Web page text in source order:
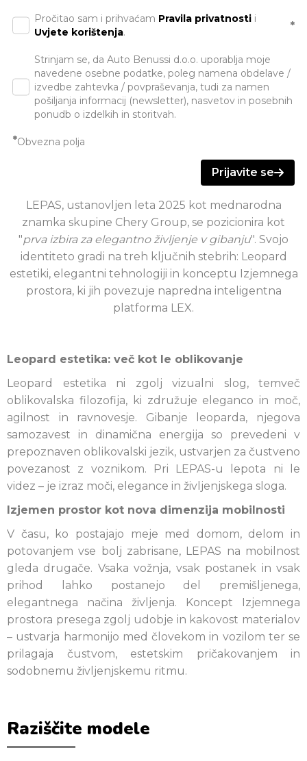
Pročitao sam i prihvaćam Pravila privatnosti i
Uvjete korištenja.
*
Strinjam se, da Auto Benussi d.o.o. uporablja moje
navedene osebne podatke, poleg namena obdelave /
izvedbe zahtevka / povpraševanja, tudi za namen
pošiljanja informacij (newsletter), nasvetov in posebnih
ponudb o izdelkih in storitvah.
*Obvezna polja
Prijavite se
LEPAS, ustanovljen leta 2025 kot mednarodna
znamka skupine Chery Group, se pozicionira kot
"prva izbira za elegantno življenje v gibanju". Svojo
identiteto gradi na treh ključnih stebrih: Leopard
estetiki, elegantni tehnologiji in konceptu Izjemnega
prostora, ki jih povezuje napredna inteligentna
platforma LEX.
Leopard estetika: več kot le oblikovanje
Leopard estetika ni zgolj vizualni slog, temveč
oblikovalska filozofija, ki združuje eleganco in moč,
agilnost in ravnovesje. Gibanje leoparda, njegova
samozavest in dinamična energija so prevedeni v
prepoznaven oblikovalski jezik, ustvarjen za čustveno
povezanost z voznikom. Pri LEPAS-u lepota ni le
videz – je izraz moči, elegance in življenjskega sloga.
Izjemen prostor kot nova dimenzija mobilnosti
V času, ko postajajo meje med domom, delom in
potovanjem vse bolj zabrisane, LEPAS na mobilnost
gleda drugače. Vsaka vožnja, vsak postanek in vsak
prihod lahko postanejo del premišljenega,
elegantnega načina življenja. Koncept Izjemnega
prostora presega zgolj udobje in kakovost materialov
– ustvarja harmonijo med človekom in vozilom ter se
prilagaja čustvom, estetskim pričakovanjem in
sodobnemu življenjskemu ritmu.
Raziščite modele